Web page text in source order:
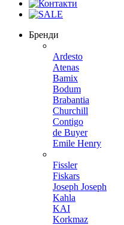
Бренди
Ardesto
Atenas
Bamix
Bodum
Brabantia
Churchill
Contigo
de Buyer
Emile Henry
Fissler
Fiskars
Joseph Joseph
Kahla
KAI
Korkmaz